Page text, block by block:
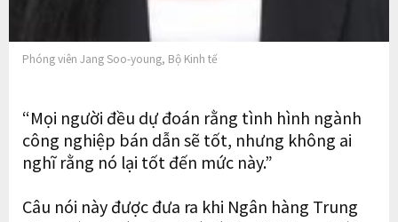
Phóng viên Jang Soo-young, Bộ Kinh tế
“Mọi người đều dự đoán rằng tình hình ngành
công nghiệp bán dẫn sẽ tốt, nhưng không ai
nghĩ rằng nó lại tốt đến mức này.”
Câu nói này được đưa ra khi Ngân hàng Trung